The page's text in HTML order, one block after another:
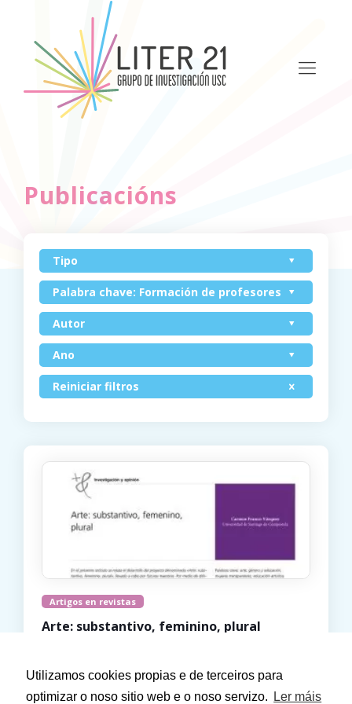
Publicacións
Tipo
Palabra chave: Formación de profesores
Autor
Ano
Reiniciar filtros
Artigos en revistas
Arte: substantivo, feminino, plural
Utilizamos cookies propias e de terceiros para
optimizar o noso sitio web e o noso servizo.
Ler máis